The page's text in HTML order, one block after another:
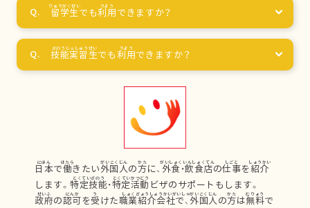
留学生でも利用 できますか？
技能実習生でも利用できますか？
日本で働きたい外国人の方に、 外食 ・飲食店の仕事を紹介
します。特定技能・特定活動 ビザのサポートもします。
政府の認可を受けた職業紹介会社で、 外国人の方は無料で